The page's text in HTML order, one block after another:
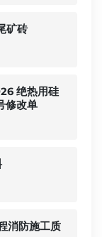
矿砖
绝热用硅
修改单
消防施工质